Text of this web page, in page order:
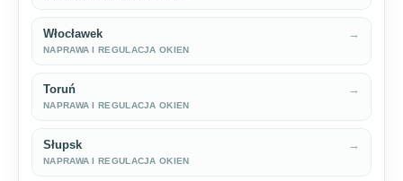
Włocławek
NAPRAWA I REGULACJA OKIEN
→
Toruń
NAPRAWA I REGULACJA OKIEN
→
Słupsk
NAPRAWA I REGULACJA OKIEN
→